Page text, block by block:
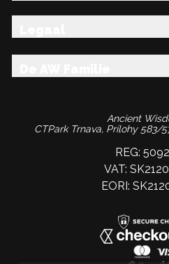
Ancient
CTPark Trnava, Prílohy 583/
REG:
VAT:
EORI: